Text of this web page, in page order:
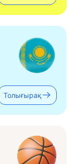
Толығырақ